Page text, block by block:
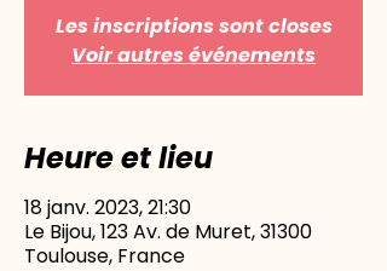
Les inscriptions sont closes
Voir autres événements
Heure et lieu
18 janv. 2023, 21:30
Le Bijou, 123 Av. de Muret, 31300
Toulouse, France